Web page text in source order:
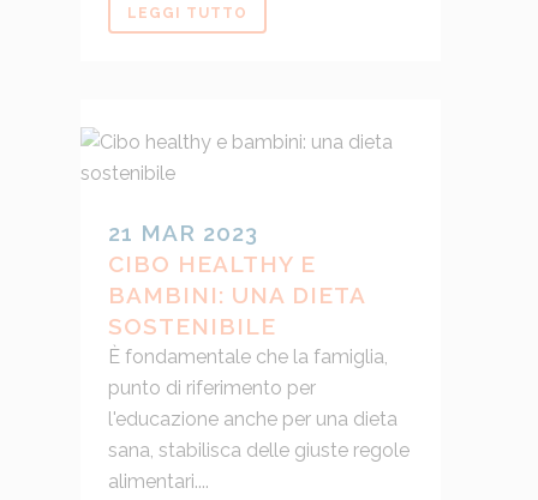
LEGGI TUTTO
21 MAR 2023
CIBO HEALTHY E
BAMBINI: UNA DIETA
SOSTENIBILE
È fondamentale che la famiglia,
punto di riferimento per
l'educazione anche per una dieta
sana, stabilisca delle giuste regole
alimentari....